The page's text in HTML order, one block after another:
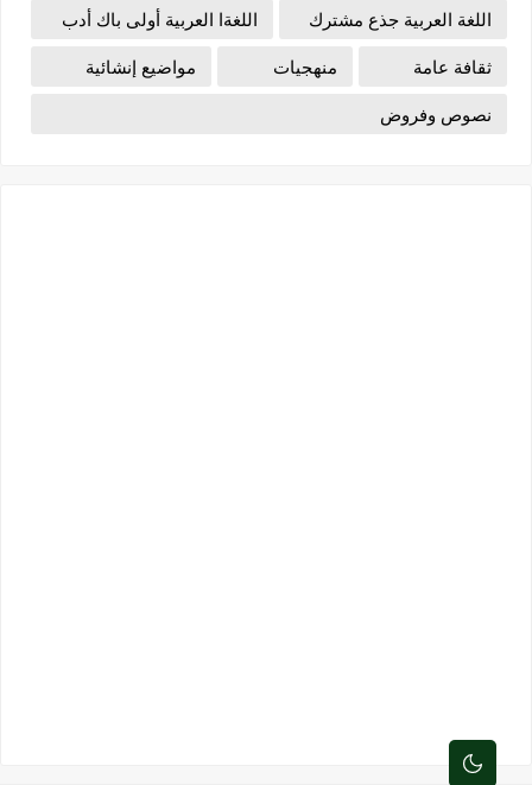
اللغة العربية جذع مشترك
اللغةا العربية أولى باك أدب
ثقافة عامة
منهجيات
مواضيع إنشائية
نصوص وفروض